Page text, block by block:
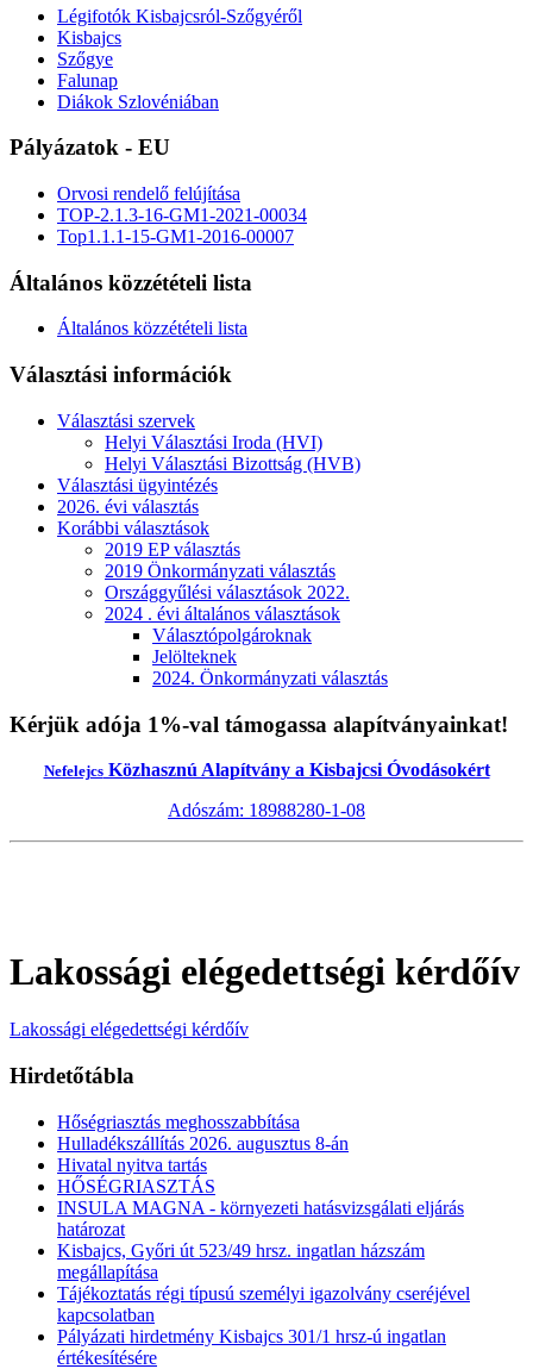
Légifotók Kisbajcsról-Szőgyéről
Kisbajcs
Szőgye
Falunap
Diákok Szlovéniában
Pályázatok - EU
Orvosi rendelő felújítása
TOP-2.1.3-16-GM1-2021-00034
Top1.1.1-15-GM1-2016-00007
Általános közzétételi lista
Általános közzétételi lista
Választási információk
Választási szervek
Helyi Választási Iroda (HVI)
Helyi Választási Bizottság (HVB)
Választási ügyintézés
2026. évi választás
Korábbi választások
2019 EP választás
2019 Önkormányzati választás
Országgyűlési választások 2022.
2024 . évi általános választások
Választópolgároknak
Jelölteknek
2024. Önkormányzati választás
Kérjük adója 1%-val támogassa alapítványainkat!
NefelejcsKözhasznú Alapítvány a Kisbajcsi Óvodásokért
Adószám: 18988280-1-08
Lakossági elégedettségi kérdőív
Lakossági elégedettségi kérdőív
Hirdetőtábla
Hőségriasztás meghosszabbítása
Hulladékszállítás 2026. augusztus 8-án
Hivatal nyitva tartás
HŐSÉGRIASZTÁS
INSULA MAGNA - környezeti hatásvizsgálati eljárás
határozat
Kisbajcs, Győri út 523/49 hrsz. ingatlan házszám
megállapítása
Tájékoztatás régi típusú személyi igazolvány cseréjével
kapcsolatban
Pályázati hirdetmény Kisbajcs 301/1 hrsz-ú ingatlan
értékesítésére